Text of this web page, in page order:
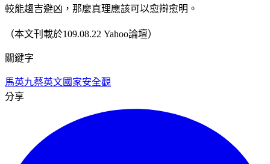
較能趨吉避凶，那麼真理應該可以愈辯愈明。
（本文刊載於109.08.22 Yahoo論壇）
關鍵字
馬英九蔡英文國家安全觀
分享